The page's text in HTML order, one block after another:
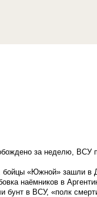
за неделю, ВСУ
«Южной» зашли в
наёмников в
бунт в ВСУ, «полк